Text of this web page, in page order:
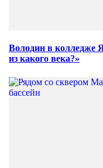
Володин в колледже
из какого века?»